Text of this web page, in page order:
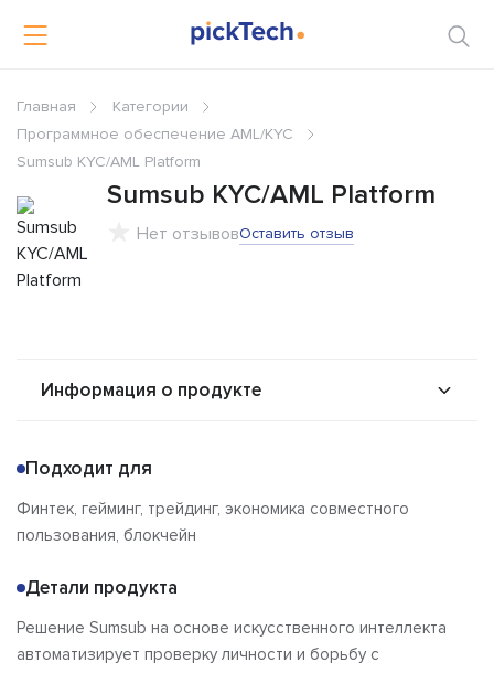
Главная
Категории
Программное обеспечение AML/KYC
Sumsub KYC/AML Platform
Sumsub KYC/AML Platform
Нет отзывовОставить отзыв
Информация о продукте
Решения
Сравнения
Отзывы
Подходит для
Финтек, гейминг, трейдинг, экономика совместного
пользования, блокчейн
Детали продукта
Решение Sumsub на основе искусственного интеллекта
автоматизирует проверку личности и борьбу с